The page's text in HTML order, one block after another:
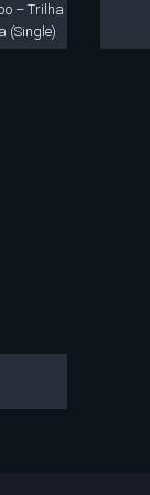
– Trilha
(Single)